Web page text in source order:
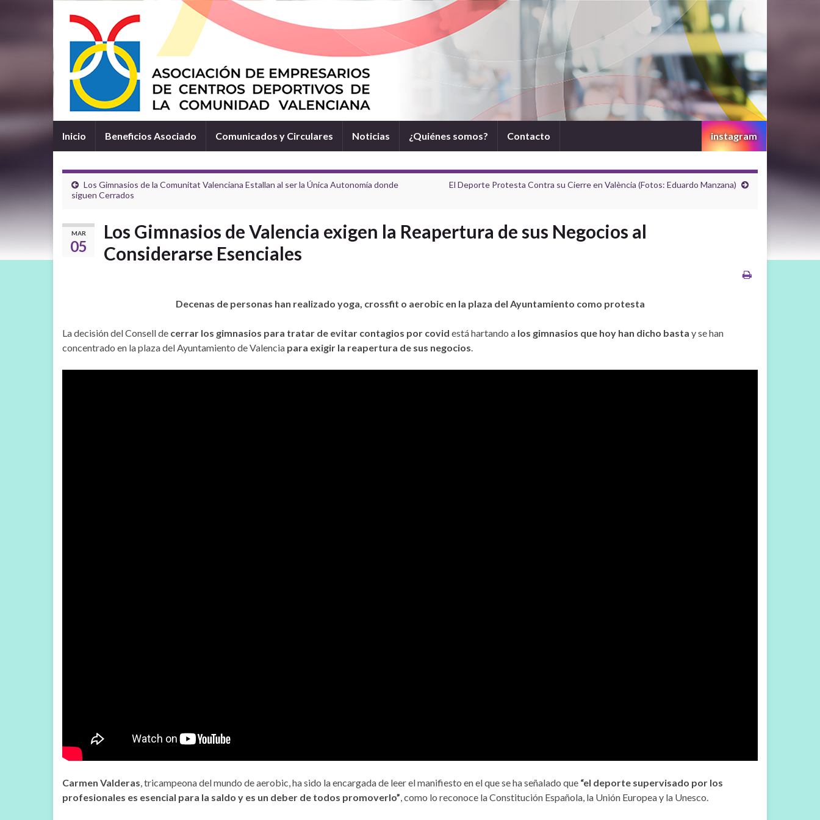
Inicio Beneficios Asociado Comunicados y Circulares Noticias ¿Quiénes somos? Contacto instagram
Los Gimnasios de la Comunitat Valenciana Estallan al ser la Única Autonomía donde
siguen Cerrados
El Deporte Protesta Contra su Cierre en València (Fotos: Eduardo Manzana)
MAR
05
Los Gimnasios de Valencia exigen la Reapertura de sus Negocios al
Considerarse Esenciales
Decenas de personas han realizado yoga, crossfit o aerobic en la plaza del Ayuntamiento como protesta
La decisión del Consell de cerrar los gimnasios para tratar de evitar contagios por covid está hartando a los gimnasios que hoy han dicho basta y se han
concentrado en la plaza del Ayuntamiento de Valencia para exigir la reapertura de sus negocios.
Carmen Valderas, tricampeona del mundo de aerobic, ha sido la encargada de leer el manifiesto en el que se ha señalado que “el deporte supervisado por los
profesionales es esencial para la saldo y es un deber de todos promoverlo”, como lo reconoce la Constitución Española, la Unión Europea y la Unesco.